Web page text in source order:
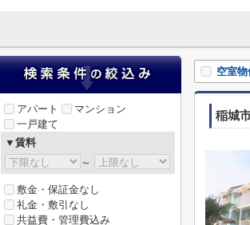
空室
稲城
アパート
マンション
一戸建て
▼賃料
～
敷金・保証金なし
礼金・敷引なし
共益費・管理費込み